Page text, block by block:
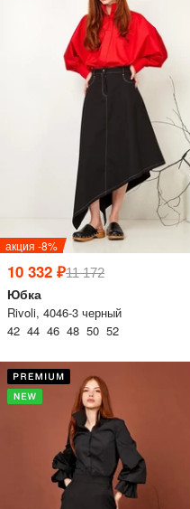
тренд
Войти
+7 (969) 96-68-278
в WhatsApp
в Viber
акция -8%
10 332 ₽11 172
Юбка
Rivoli, 4046-3 черный
42 44 46 48 50 52
трафика, посещаемости сайта.
Нажимая на кнопку «Принять», вы
соответствии cПолитикой обработки